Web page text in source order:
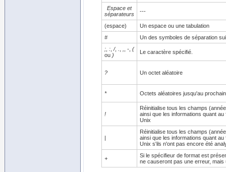
Espace et
séparateurs
---
(espace)
Un espace ou une tabulation
#
Un des symboles de séparation
; : /, - (
ou ) Le caractère spécifié.
? Un octet aléatoire
* Octets aléatoires jusqu'au
!
Réinitialise tous les champs
ainsi que les informations quant
Unix
|
Réinitialise tous les champs
ainsi que les informations quant
Unix s'ils n'ont pas encore été
+
Si le spécifieur de format est
ne causeront pas une erreur, mais